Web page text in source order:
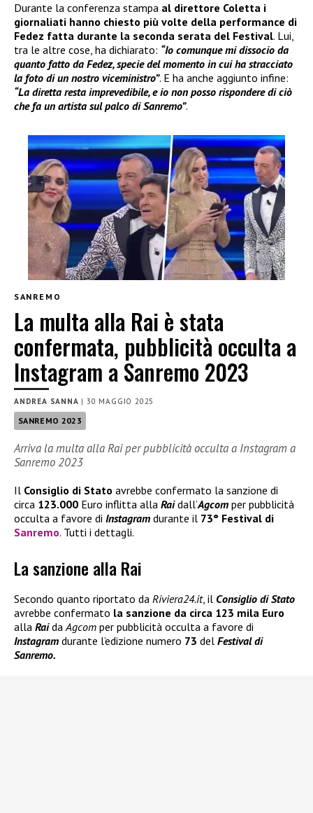
Durante la conferenza stampa al direttore Coletta i
giornaliati hanno chiesto più volte della performance di
Fedez fatta durante la seconda serata del Festival. Lui,
tra le altre cose, ha dichiarato: “Io comunque mi dissocio da
quanto fatto da Fedez, specie del momento in cui ha stracciato
la foto di un nostro viceministro”. E ha anche aggiunto infine:
“La diretta resta imprevedibile, e io non posso rispondere di ciò
che fa un artista sul palco di Sanremo”.
SANREMO
La multa alla Rai è stata
confermata, pubblicità occulta a
Instagram a Sanremo 2023
ANDREA SANNA |30 MAGGIO 2025
SANREMO 2023
Arriva la multa alla Rai per pubblicità occulta a Instagram a
Sanremo 2023
Il Consiglio di Stato avrebbe confermato la sanzione di
circa 123.000 Euro inflitta alla Raidall’Agcom per pubblicità
occulta a favore di Instagram durante il 73° Festival di
Sanremo. Tutti i dettagli.
La sanzione alla Rai
Secondo quanto riportato da Riviera24.it, il Consiglio di Stato
avrebbe confermato la sanzione da circa 123 mila Euro
alla Raida Agcom per pubblicità occulta a favore di
Instagram durante l’edizione numero 73 del Festival di
Sanremo.